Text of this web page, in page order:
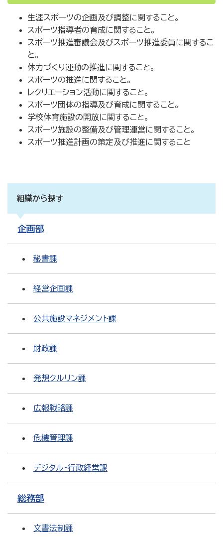
生涯スポーツの企画及び調整に関すること。
スポーツ指導者の育成に関すること。
スポーツ推進審議会及びスポーツ推進委員に関するこ
と。
体力づくり運動の推進に関すること。
スポーツの推進に関すること。
レクリエーション活動に関すること。
スポーツ団体の指導及び育成に関すること。
学校体育施設の開放に関すること。
スポーツ施設の整備及び管理運営に関すること。
スポーツ推進計画の策定及び推進に関すること
組織から探す
企画部
秘書課
経営企画課
公共施設マネジメント課
財政課
発想クルリン課
広報戦略課
危機管理課
デジタル・行政経営課
総務部
文書法制課